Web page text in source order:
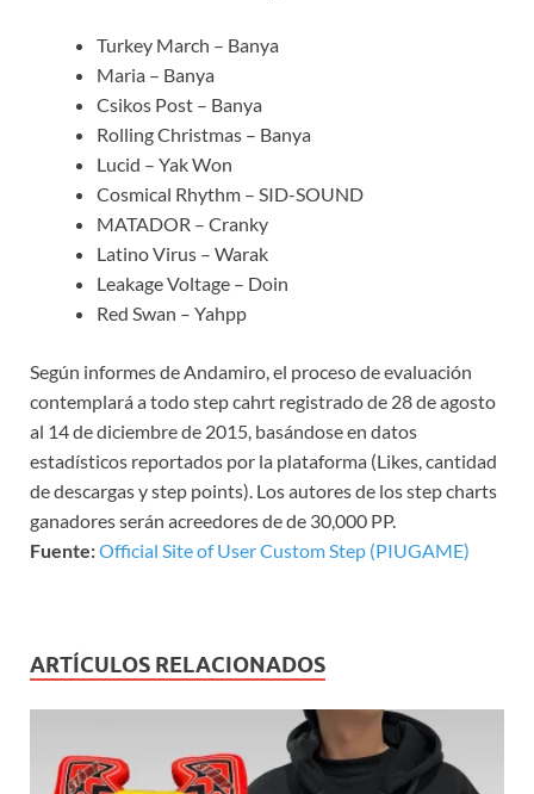
Turkey March – Banya
Maria – Banya
Csikos Post – Banya
Rolling Christmas – Banya
Lucid – Yak Won
Cosmical Rhythm – SID-SOUND
MATADOR – Cranky
Latino Virus – Warak
Leakage Voltage – Doin
Red Swan – Yahpp
Según informes de Andamiro, el proceso de evaluación
contemplará a todo step cahrt registrado de 28 de agosto
al 14 de diciembre de 2015, basándose en datos
estadísticos reportados por la plataforma (Likes, cantidad
de descargas y step points). Los autores de los step charts
ganadores serán acreedores de de 30,000 PP.
Fuente:Official Site of User Custom Step (PIUGAME)
ARTÍCULOS RELACIONADOS